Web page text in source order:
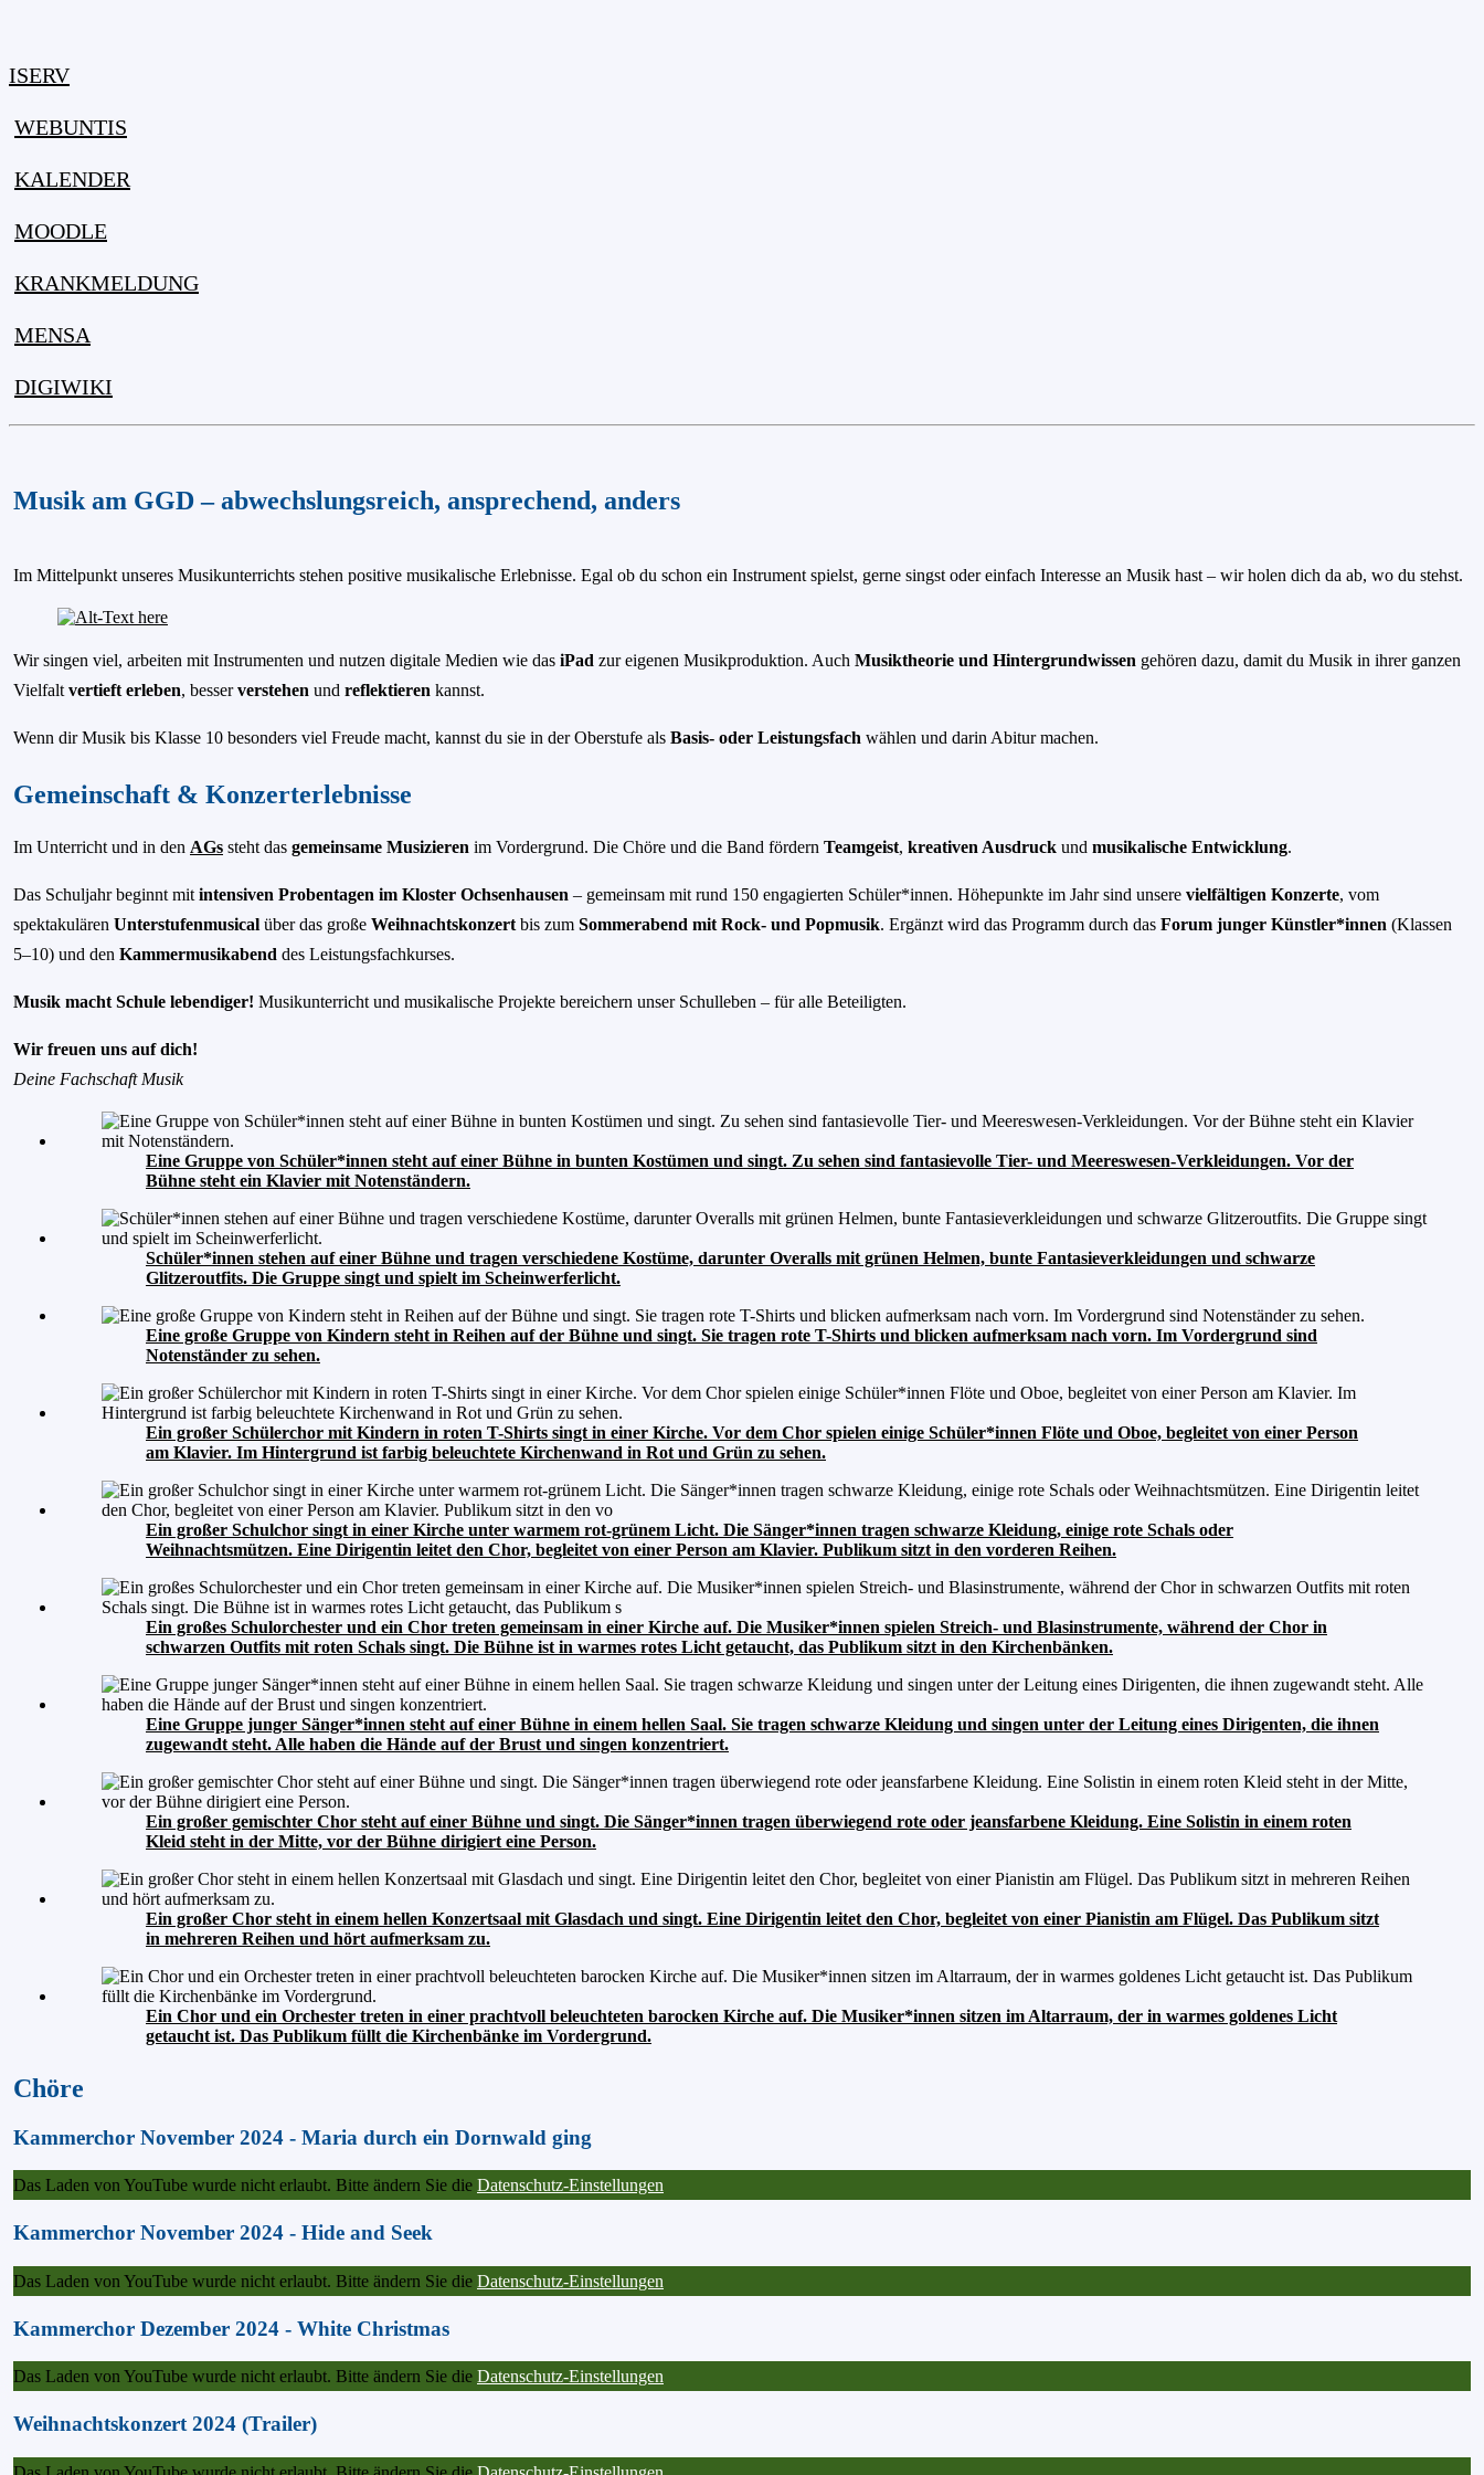
ISERV
WEBUNTIS
KALENDER
MOODLE
KRANKMELDUNG
MENSA
DIGIWIKI
Musik am GGD – abwechslungsreich, ansprechend, anders
Im Mittelpunkt unseres Musikunterrichts stehen positive musikalische Erlebnisse. Egal ob du schon ein Instrument spielst, gerne singst oder einfach Interesse an Musik hast – wir holen dich da ab, wo du stehst.
Wir singen viel, arbeiten mit Instrumenten und nutzen digitale Medien wie das iPad zur eigenen Musikproduktion. Auch Musiktheorie und Hintergrundwissen gehören dazu, damit du Musik in ihrer ganzen
Vielfalt vertieft erleben, besserverstehen und reflektieren kannst.
Wenn dir Musik bis Klasse 10 besonders viel Freude macht, kannst du sie in der Oberstufe als Basis- oder Leistungsfach wählen und darin Abitur machen.
Gemeinschaft & Konzerterlebnisse
Im Unterricht und in den AGs steht das gemeinsame Musizieren im Vordergrund. Die Chöre und die Band fördern Teamgeist, kreativen Ausdruck und musikalische Entwicklung.
Das Schuljahr beginnt mit intensiven Probentagen im Kloster Ochsenhausen – gemeinsam mit rund 150 engagierten Schüler*innen. Höhepunkte im Jahr sind unsere vielfältigen Konzerte, vom
spektakulären Unterstufenmusical über das große Weihnachtskonzert bis zum Sommerabend mit Rock- und Popmusik. Ergänzt wird das Programm durch das Forum junger Künstler*innen (Klassen
5–10) und den Kammermusikabend des Leistungsfachkurses.
Musik macht Schule lebendiger! Musikunterricht und musikalische Projekte bereichern unser Schulleben – für alle Beteiligten.
Wir freuen uns auf dich!
Deine Fachschaft Musik
Eine Gruppe von Schüler*innen steht auf einer Bühne in bunten Kostümen und singt. Zu sehen sind fantasievolle Tier- und Meereswesen-Verkleidungen. Vor der
Bühne steht ein Klavier mit Notenständern.
Schüler*innen stehen auf einer Bühne und tragen verschiedene Kostüme, darunter Overalls mit grünen Helmen, bunte Fantasieverkleidungen und schwarze
Glitzeroutfits. Die Gruppe singt und spielt im Scheinwerferlicht.
Eine große Gruppe von Kindern steht in Reihen auf der Bühne und singt. Sie tragen rote T-Shirts und blicken aufmerksam nach vorn. Im Vordergrund sind
Notenständer zu sehen.
Ein großer Schülerchor mit Kindern in roten T-Shirts singt in einer Kirche. Vor dem Chor spielen einige Schüler*innen Flöte und Oboe, begleitet von einer Person
am Klavier. Im Hintergrund ist farbig beleuchtete Kirchenwand in Rot und Grün zu sehen.
Ein großer Schulchor singt in einer Kirche unter warmem rot-grünem Licht. Die Sänger*innen tragen schwarze Kleidung, einige rote Schals oder
Weihnachtsmützen. Eine Dirigentin leitet den Chor, begleitet von einer Person am Klavier. Publikum sitzt in den vorderen Reihen.
Ein großes Schulorchester und ein Chor treten gemeinsam in einer Kirche auf. Die Musiker*innen spielen Streich- und Blasinstrumente, während der Chor in
schwarzen Outfits mit roten Schals singt. Die Bühne ist in warmes rotes Licht getaucht, das Publikum sitzt in den Kirchenbänken.
Eine Gruppe junger Sänger*innen steht auf einer Bühne in einem hellen Saal. Sie tragen schwarze Kleidung und singen unter der Leitung eines Dirigenten, die ihnen
zugewandt steht. Alle haben die Hände auf der Brust und singen konzentriert.
Ein großer gemischter Chor steht auf einer Bühne und singt. Die Sänger*innen tragen überwiegend rote oder jeansfarbene Kleidung. Eine Solistin in einem roten
Kleid steht in der Mitte, vor der Bühne dirigiert eine Person.
Ein großer Chor steht in einem hellen Konzertsaal mit Glasdach und singt. Eine Dirigentin leitet den Chor, begleitet von einer Pianistin am Flügel. Das Publikum sitzt
in mehreren Reihen und hört aufmerksam zu.
Ein Chor und ein Orchester treten in einer prachtvoll beleuchteten barocken Kirche auf. Die Musiker*innen sitzen im Altarraum, der in warmes goldenes Licht
getaucht ist. Das Publikum füllt die Kirchenbänke im Vordergrund.
Chöre
Kammerchor November 2024 - Maria durch ein Dornwald ging
Das Laden von YouTube wurde nicht erlaubt. Bitte ändern Sie die Datenschutz-Einstellungen
Kammerchor November 2024 - Hide and Seek
Das Laden von YouTube wurde nicht erlaubt. Bitte ändern Sie die Datenschutz-Einstellungen
Kammerchor Dezember 2024 - White Christmas
Das Laden von YouTube wurde nicht erlaubt. Bitte ändern Sie die Datenschutz-Einstellungen
Weihnachtskonzert 2024 (Trailer)